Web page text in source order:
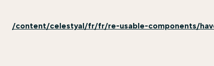
/content/celestyal/fr/fr/re-usable-components/